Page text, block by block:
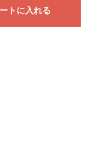
トに入れる